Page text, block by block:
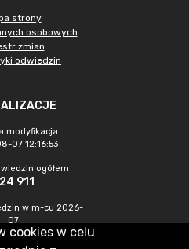
strony
osobowych
zmian
odwiedzin
modyfikacja
07 12:16:53
ogółem
911
w m-cu 2026-
07
064
cookies w celu